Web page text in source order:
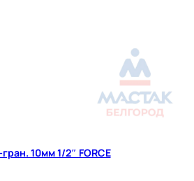
10мм 1/2″ FORCE